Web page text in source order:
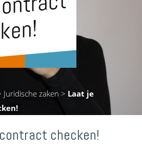
Juridische zaken > Laat je
checken!